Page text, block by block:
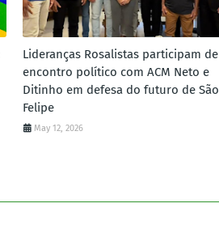
Lideranças Rosalistas participam de
encontro político com ACM Neto e
Ditinho em defesa do futuro de São
Felipe
May 12, 2026